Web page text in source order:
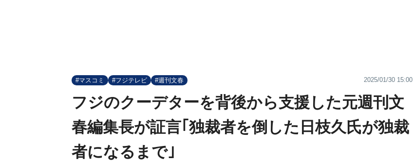
#マスコミ #フジテレビ #週刊文春 2025/01/30 15:00
フジのクーデターを背後から支援した元週刊文
春編集長が証言｢独裁者を倒した日枝久氏が独裁
者になるまで｣